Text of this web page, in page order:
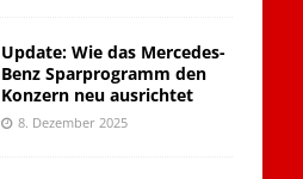
Update: Wie das Mercedes-
Benz Sparprogramm den
Konzern neu ausrichtet
8. Dezember 2025